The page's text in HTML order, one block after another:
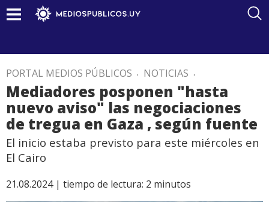
PORTAL MEDIOS PÚBLICOS . NOTICIAS .
Mediadores posponen "hasta
nuevo aviso" las negociaciones
de tregua en Gaza , según fuente
El inicio estaba previsto para este miércoles en
El Cairo
21.08.2024 | tiempo de lectura: 2 minutos